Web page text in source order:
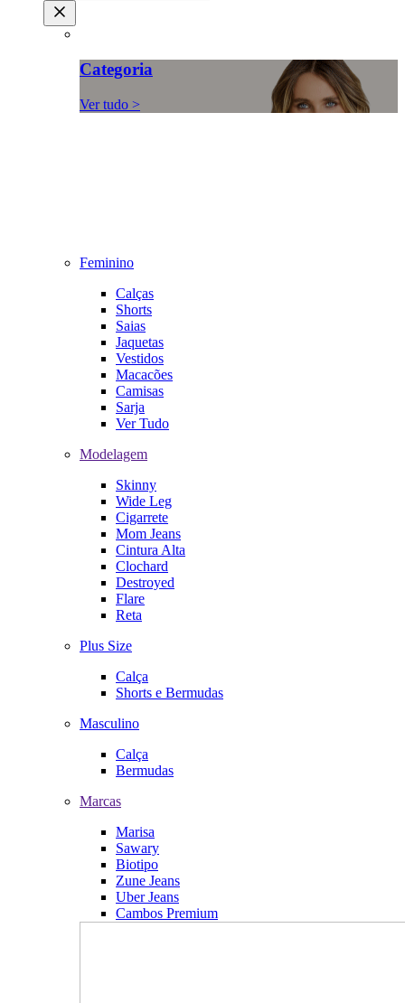
Categoria
Ver tudo >
Feminino
Calças
Shorts
Saias
Jaquetas
Vestidos
Macacões
Camisas
Sarja
Ver Tudo
Modelagem
Skinny
Wide Leg
Cigarrete
Mom Jeans
Cintura Alta
Clochard
Destroyed
Flare
Reta
Plus Size
Calça
Shorts e Bermudas
Masculino
Calça
Bermudas
Marcas
Marisa
Sawary
Biotipo
Zune Jeans
Uber Jeans
Cambos Premium